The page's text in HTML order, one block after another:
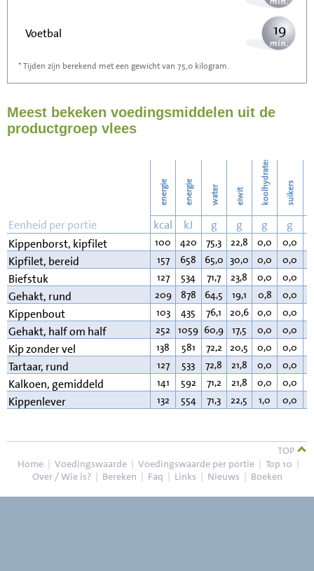
Voetbal 19
Stofzuigen
Strijken 63
72
* Tijden zijn berekend met een gewicht van 75,0 kilogram.
Meest bekeken voedingsmiddelen uit de
productgroep vlees
energie energie water eiwit koolhydraten suikers
Eenheid per portie kcal kJ g g g g
Kippenborst, kipfilet
100 420 75,3 22,8 0,0 0,0
Kipfilet, bereid 157 658 65,0 30,0 0,0 0,0
Biefstuk 127 534 71,7 23,8 0,0 0,0
Gehakt, rund 209 878 64,5 19,1 0,8 0,0
Kippenbout 103 435 76,1 20,6 0,0 0,0
Gehakt, half om half 252 1059 60,9 17,5 0,0 0,0
Kip zonder vel 138 581 72,2 20,5 0,0 0,0
Tartaar, rund 127 533 72,8 21,8 0,0 0,0
Kalkoen, gemiddeld 141 592 71,2 21,8 0,0 0,0
Kippenlever 132 554 71,3 22,5 1,0 0,0
TOP
Home | Voedingswaarde | Voedingswaarde per portie | Top 10 |
Over / Wie is? | Bereken | Faq | Links | Nieuws | Boeken